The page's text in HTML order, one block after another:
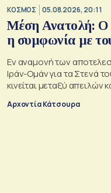
ΚΟΣΜΟΣ 05.08.2026, 20:11
Μέση Ανατολή: Ο
η συμφωνία με
Εν αναμονή των
Ιράν-Ομάν για τα Στενά
κινείται μεταξύ
Μουσκάτ και Τεχεράνη.
Αρχοντία Κάτσουρα